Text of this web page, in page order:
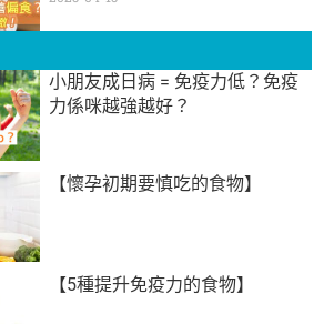
小朋友成日病 = 免疫力低？免疫
力係咪越強越好？
【懷孕初期要慎吃的食物】
【5種提升免疫力的食物】